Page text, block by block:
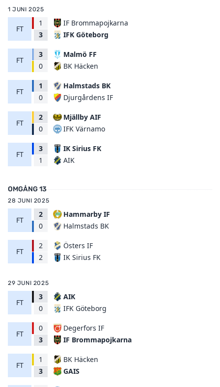
1 JUNI 2025
FT
1
3
IF Brommapojkarna
IFK Göteborg
FT
3
0
Malmö FF
BK Häcken
FT
1
0
Halmstads BK
Djurgårdens IF
FT
2
0
Mjällby AIF
IFK Värnamo
FT
3
1
IK Sirius FK
AIK
OMGÅNG 13
28 JUNI 2025
FT
2
0
Hammarby IF
Halmstads BK
FT
2
2
Östers IF
IK Sirius FK
29 JUNI 2025
FT
3
0
AIK
IFK Göteborg
FT
0
3
Degerfors IF
IF Brommapojkarna
FT
1
3
BK Häcken
GAIS